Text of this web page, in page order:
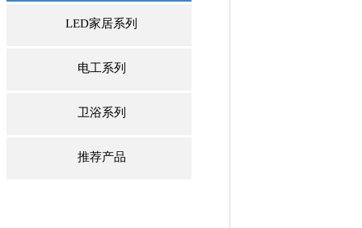
LED家居系列
电工系列
卫浴系列
推荐产品